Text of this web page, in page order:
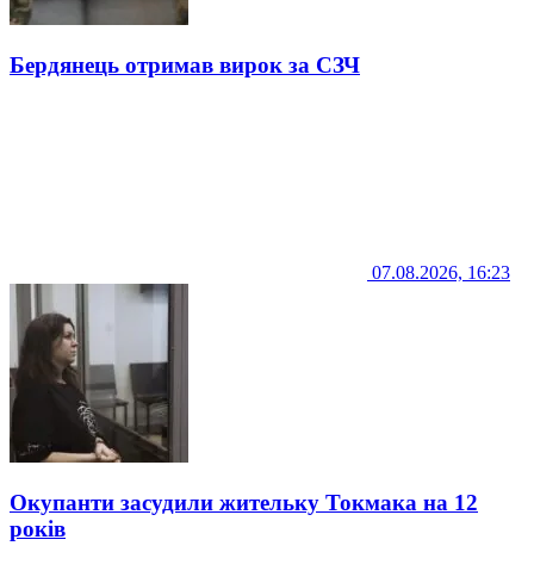
Бердянець отримав вирок за СЗЧ
07.08.2026, 16:23
Окупанти засудили жительку Токмака на 12
років